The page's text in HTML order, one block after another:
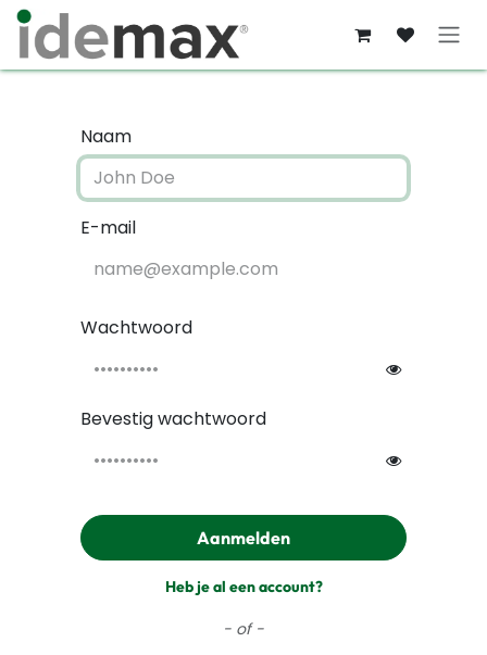
Overslaan naar inhoud
Naam
E-mail
Wachtwoord
Bevestig wachtwoord
Aanmelden
Heb je al een account?
- of -